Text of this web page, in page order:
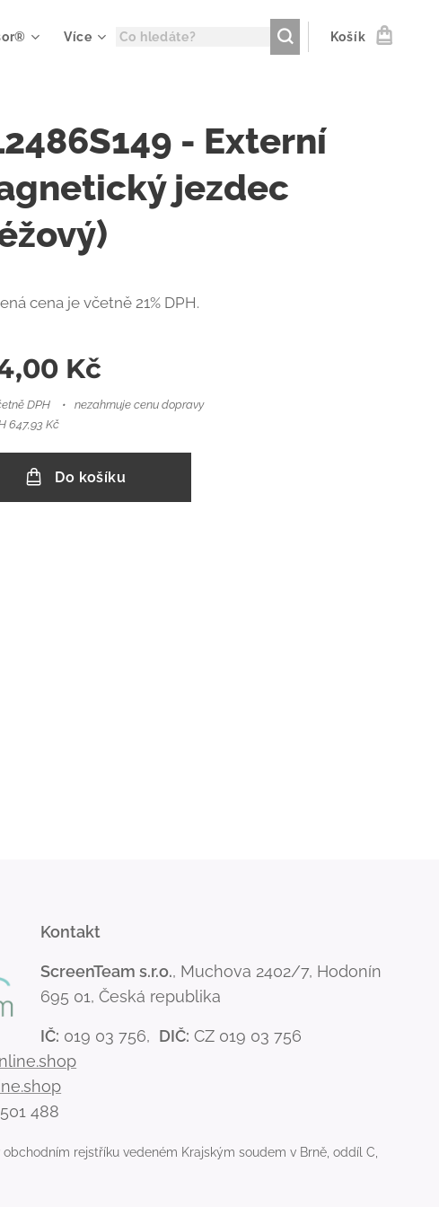
Více Košík
- Externí
jezdec
cena je včetně 21% DPH.
Kč
DPH
nezahrnuje cenu dopravy
647,93 Kč
Do košíku
Kontakt
ScreenTeam s.r.o., Muchova 2402/7, Hodonín
695 01, Česká republika
IČ: 019 03 756, DIČ: CZ 019 03 756
488
rejstříku vedeném Krajským soudem v Brně, oddíl C,